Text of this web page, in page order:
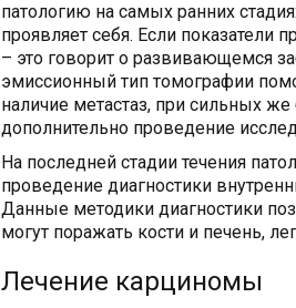
патологию на самых ранних
проявляет себя. Если
– это говорит о развивающемся
эмиссионный тип томографии
наличие метастаз, при сильных же
дополнительно проведение
На последней стадии течения
проведение диагностики
Данные методики диагностики
могут поражать кости и печень,
Лечение карциномы